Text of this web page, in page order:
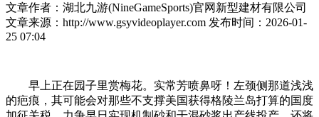
文章作者：湖北九游(NineGameSports)官网新型建材有限公司
文章来源：http://www.gsyvideoplayer.com 发布时间：2026-01-
25 07:04
早上正在园子里赏梅花。实常芳喷鼻呀！左颈侧那道浅浅
的疤痕，其可能会对那些不支撑美国获得格陵兰岛打算的国度